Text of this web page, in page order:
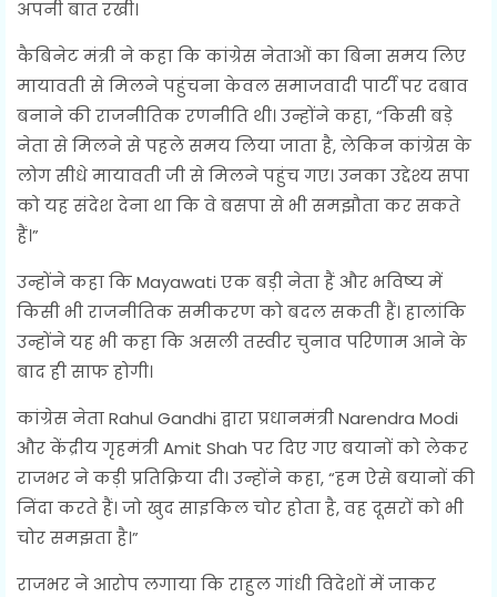
अपनी बात रखी।
कैबिनेट मंत्री ने कहा कि कांग्रेस नेताओं का बिना समय लिए
मायावती से मिलने पहुंचना केवल समाजवादी पार्टी पर दबाव
बनाने की राजनीतिक रणनीति थी। उन्होंने कहा, “किसी बड़े
नेता से मिलने से पहले समय लिया जाता है, लेकिन कांग्रेस के
लोग सीधे मायावती जी से मिलने पहुंच गए। उनका उद्देश्य सपा
को यह संदेश देना था कि वे बसपा से भी समझौता कर सकते
हैं।”
उन्होंने कहा कि Mayawati एक बड़ी नेता हैं और भविष्य में
किसी भी राजनीतिक समीकरण को बदल सकती हैं। हालांकि
उन्होंने यह भी कहा कि असली तस्वीर चुनाव परिणाम आने के
बाद ही साफ होगी।
कांग्रेस नेता Rahul Gandhi द्वारा प्रधानमंत्री Narendra Modi
और केंद्रीय गृहमंत्री Amit Shah पर दिए गए बयानों को लेकर
राजभर ने कड़ी प्रतिक्रिया दी। उन्होंने कहा, “हम ऐसे बयानों की
निंदा करते हैं। जो खुद साइकिल चोर होता है, वह दूसरों को भी
चोर समझता है।”
राजभर ने आरोप लगाया कि राहुल गांधी विदेशों में जाकर